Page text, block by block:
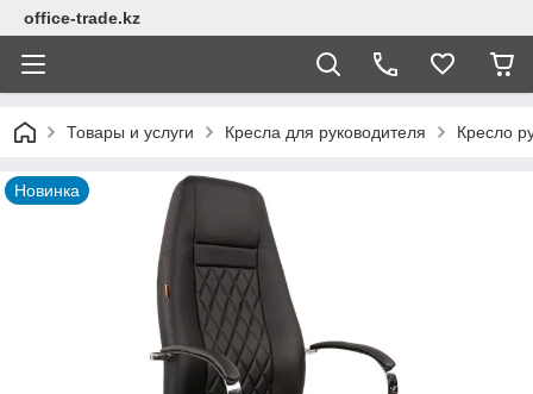
office-trade.kz
Товары и услуги Кресла для руководителя Кресло
Новинка